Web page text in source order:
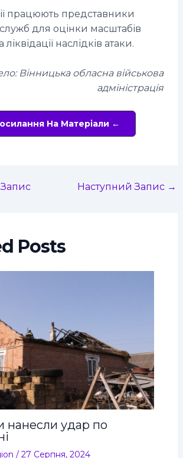
працюють представники
для оцінки масштабів
наслідків атаки.
Вінницька обласна військова
адміністрація
На Матеріали ←
Наступний Запис →
Posts
нанесли удар по
/ 27 Серпня, 2024